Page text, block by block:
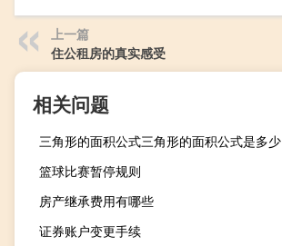
上一篇
住公租房的真实感受
相关问题
三角形的面积公式三角形的面积公式是多少
篮球比赛暂停规则
房产继承费用有哪些
证券账户变更手续